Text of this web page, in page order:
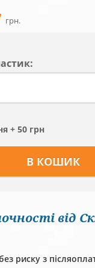
грн.
+ 50 грн
від
риску з